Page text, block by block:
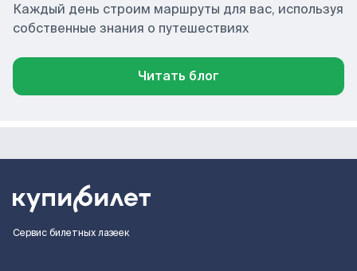
Каждый день строим маршруты для вас, используя
собственные знания о путешествиях
Читать блог
Сервис билетных лазеек